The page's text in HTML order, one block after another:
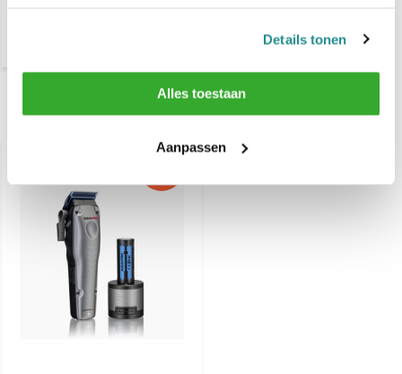
Details tonen
Alles toestaan
Aanpassen
Recent bekeken